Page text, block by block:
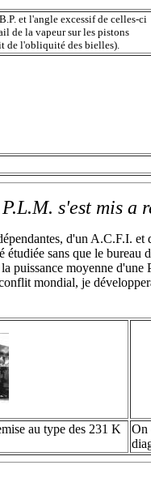
et l'angle excessif de celles-ci
de la vapeur sur les pistons
de l'obliquité des bielles).
s'est mis a
d'un A.C.F.I.
étudiée sans que le
puissance moyenne
mondial, je
au type des 231 K
On